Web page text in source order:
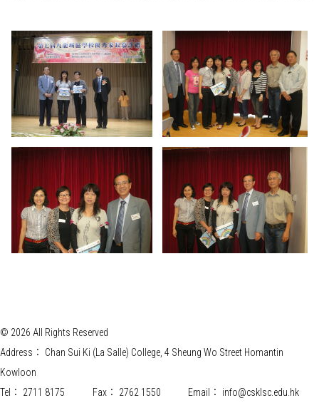
© 2026 All Rights Reserved
Address：
Chan Sui Ki (La Salle) College, 4 Sheung Wo Street Homantin
Kowloon
Tel：
2711 8175 Fax： 2762 1550 Email： info@csklsc.edu.hk